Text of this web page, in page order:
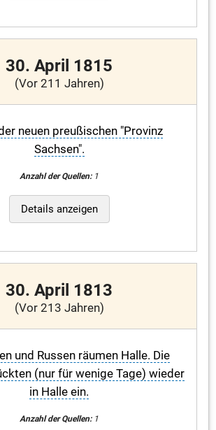
30. April 1815
(Vor 211 Jahren)
neuen preußischen "Provinz
Sachsen".
Anzahl der Quellen:1
Details anzeigen
30. April 1813
(Vor 213 Jahren)
und Russen räumen Halle. Die
(nur für wenige Tage) wieder
in Halle ein.
Anzahl der Quellen:1